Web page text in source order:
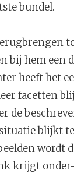
bundel.
bij hem een
heeft het
facetten
de
blijkt te
krijgt